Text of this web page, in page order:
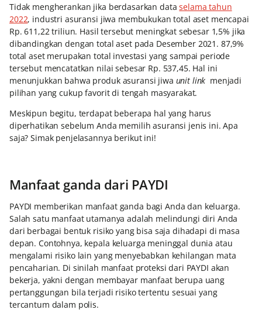
Tidak mengherankan jika berdasarkan dataselama tahun
2022, industri asuransi jiwa membukukan total aset mencapai
Rp. 611,22 triliun. Hasil tersebut meningkat sebesar 1,5% jika
dibandingkan dengan total aset pada Desember 2021. 87,9%
total aset merupakan total investasi yang sampai periode
tersebut mencatatkan nilai sebesar Rp. 537,45. Hal ini
menunjukkan bahwa produk asuransi jiwa unit link menjadi
pilihan yang cukup favorit di tengah masyarakat.
Meskipun begitu, terdapat beberapa hal yang harus
diperhatikan sebelum Anda memilih asuransi jenis ini. Apa
saja? Simak penjelasannya berikut ini!
Manfaat ganda dari PAYDI
PAYDI memberikan manfaat ganda bagi Anda dan keluarga.
Salah satu manfaat utamanya adalah melindungi diri Anda
dari berbagai bentuk risiko yang bisa saja dihadapi di masa
depan. Contohnya, kepala keluarga meninggal dunia atau
mengalami risiko lain yang menyebabkan kehilangan mata
pencaharian. Di sinilah manfaat proteksi dari PAYDI akan
bekerja, yakni dengan membayar manfaat berupa uang
pertanggungan bila terjadi risiko tertentu sesuai yang
tercantum dalam polis.